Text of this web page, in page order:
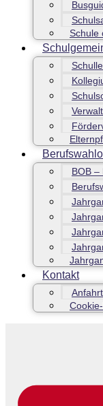
Schule
BOB
Kontakt
Anfahrt